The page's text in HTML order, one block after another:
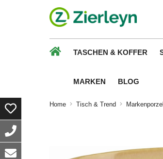
TASCHEN & KOFFER
MARKEN BLOG
Home Tisch & Trend